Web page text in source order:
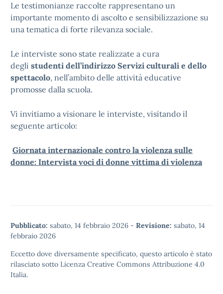
Le testimonianze raccolte rappresentano un
importante momento di ascolto e sensibilizzazione su
una tematica di forte rilevanza sociale.
Le interviste sono state realizzate a cura
degli studenti dell’indirizzo Servizi culturali e dello
spettacolo, nell’ambito delle attività educative
promosse dalla scuola.
Vi invitiamo a visionare le interviste, visitando il
seguente articolo:
Giornata internazionale contro la violenza sulle
donne: Intervista voci di donne vittima di violenza
Pubblicato: sabato, 14 febbraio 2026 - Revisione: sabato, 14
febbraio 2026
Eccetto dove diversamente specificato, questo articolo è stato
rilasciato sotto Licenza Creative Commons Attribuzione 4.0
Italia.